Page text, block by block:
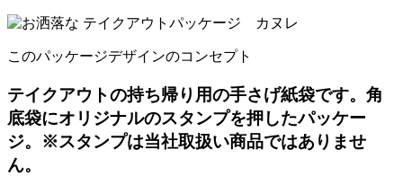
このパッケージデザインのコンセプト
テイクアウトの持ち帰り用の手さげ紙袋です。角
底袋にオリジナルのスタンプを押したパッケー
ジ。※スタンプは当社取扱い商品ではありませ
ん。